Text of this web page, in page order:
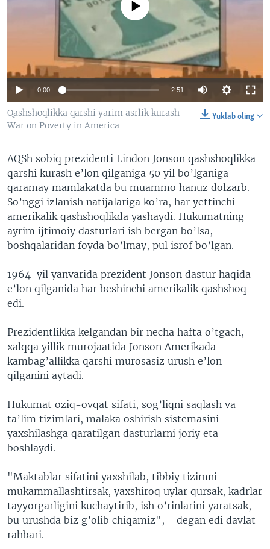
XABARLAR SURATLARDA
ODNOKLASSNIKI
TELEGRAM
SOUNDCLOUD
VOA
No media source currently available
0:00 2:51
Yuklab oling
Qashshoqlikka qarshi yarim asrlik kurash -
War on Poverty in America
AQSh sobiq prezidenti Lindon Jonson qashshoqlikka
qarshi kurash e’lon qilganiga 50 yil bo’lganiga
qaramay mamlakatda bu muammo hanuz dolzarb.
So’nggi izlanish natijalariga ko’ra, har yettinchi
amerikalik qashshoqlikda yashaydi. Hukumatning
ayrim ijtimoiy dasturlari ish bergan bo’lsa,
boshqalaridan foyda bo’lmay, pul isrof bo’lgan.
1964-yil yanvarida prezident Jonson dastur haqida
e’lon qilganida har beshinchi amerikalik qashshoq
edi.
Prezidentlikka kelgandan bir necha hafta o’tgach,
xalqqa yillik murojaatida Jonson Amerikada
kambag’allikka qarshi murosasiz urush e’lon
qilganini aytadi.
Hukumat oziq-ovqat sifati, sog’liqni saqlash va
ta’lim tizimlari, malaka oshirish sistemasini
yaxshilashga qaratilgan dasturlarni joriy eta
boshlaydi.
"Maktablar sifatini yaxshilab, tibbiy tizimni
mukammallashtirsak, yaxshiroq uylar qursak, kadrlar
tayyorgarligini kuchaytirib, ish o’rinlarini yaratsak,
bu urushda biz g’olib chiqamiz", - degan edi davlat
rahbari.